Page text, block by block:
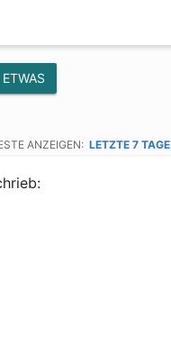
ANZEIGEN: LETZTE 7 TAGE